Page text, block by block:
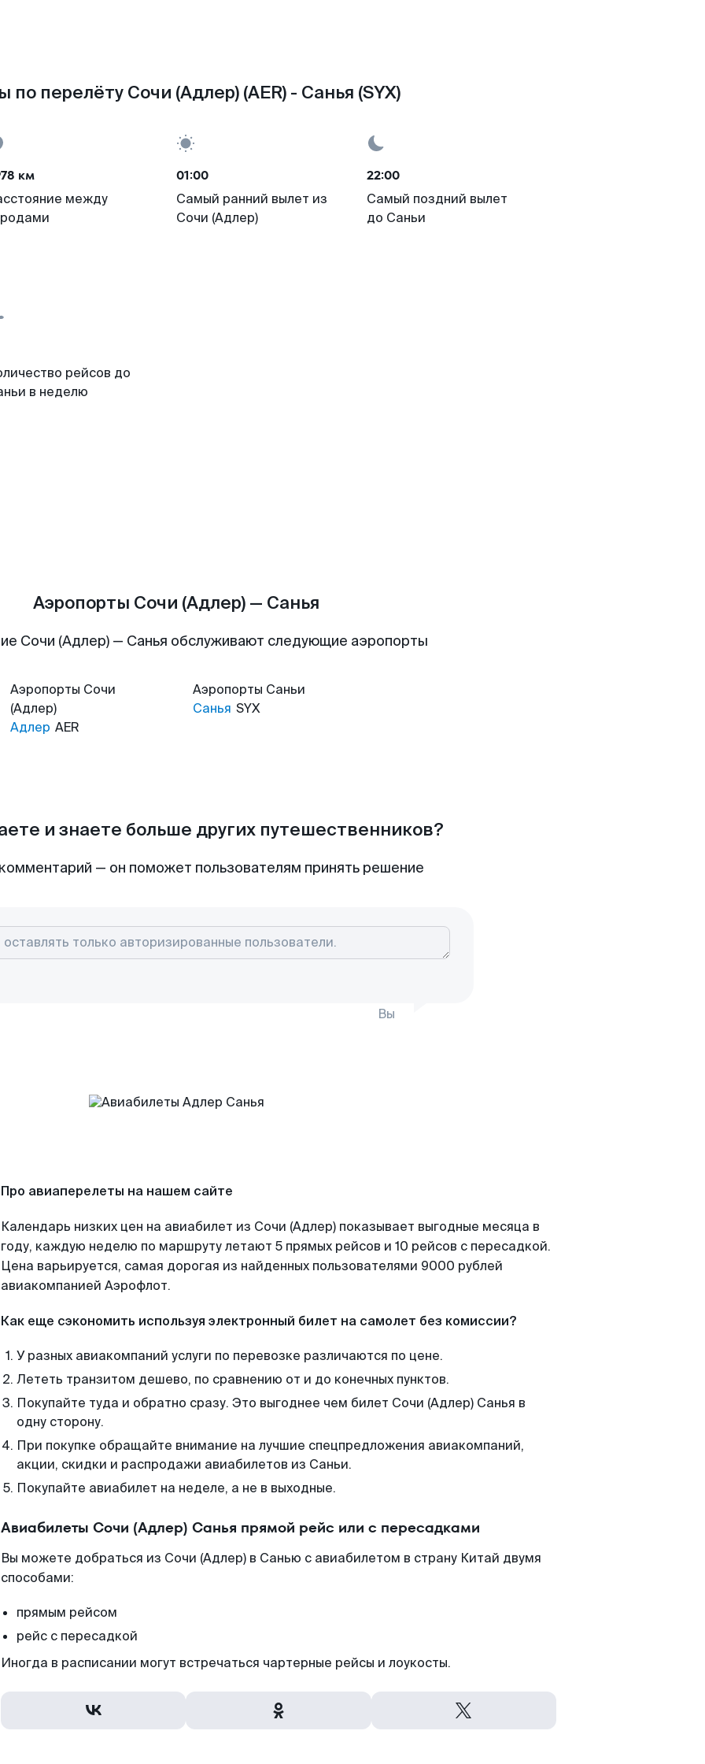
по перелёту Сочи (Адлер) (AER) - Санья (SYX)
км
между
01:00
Самый ранний вылет из
Сочи (Адлер)
22:00
Самый поздний вылет
до Саньи
рейсов до
в неделю
Аэропорты Сочи (Адлер) — Санья
Сочи (Адлер) — Санья обслуживают следующие аэропорты
Аэропорты Сочи
(Адлер)
Адлер AER
Аэропорты Саньи
Санья SYX
и знаете больше других путешественников?
— он поможет пользователям принять решение
Вы
Про авиаперелеты на нашем сайте
Календарь низких цен на авиабилет из Сочи (Адлер) показывает выгодные месяца в
году, каждую неделю по маршруту летают 5 прямых рейсов и 10 рейсов с пересадкой.
Цена варьируется, самая дорогая из найденных пользователями 9000 рублей
авиакомпанией Аэрофлот.
Как еще сэкономить используя электронный билет на самолет без комиссии?
У разных авиакомпаний услуги по перевозке различаются по цене.
Лететь транзитом дешево, по сравнению от и до конечных пунктов.
Покупайте туда и обратно сразу. Это выгоднее чем билет Сочи (Адлер) Санья в
одну сторону.
При покупке обращайте внимание на лучшие спецпредложения авиакомпаний,
акции, скидки и распродажи авиабилетов из Саньи.
Покупайте авиабилет на неделе, а не в выходные.
Авиабилеты Сочи (Адлер) Санья прямой рейс или с пересадками
Вы можете добраться из Сочи (Адлер) в Санью с авиабилетом в страну Китай двумя
способами:
прямым рейсом
рейс с пересадкой
Иногда в расписании могут встречаться чартерные рейсы и лоукосты.